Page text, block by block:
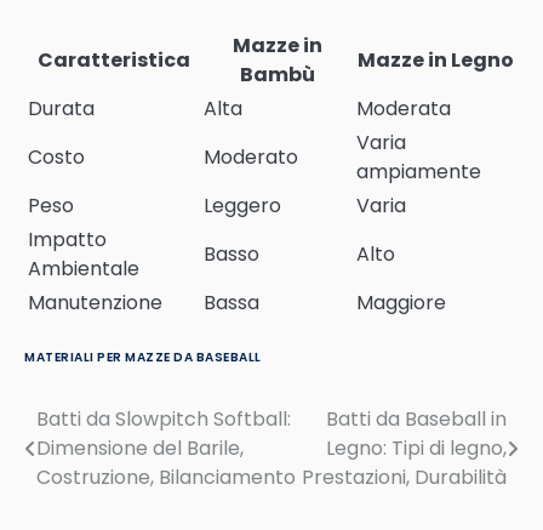
Caratteristica
Mazze in
Bambù
Mazze in Legno
Durata
Alta
Moderata
Costo
Moderato
Varia
ampiamente
Peso
Leggero
Varia
Impatto
Ambientale
Basso
Alto
Manutenzione
Bassa Maggiore
MATERIALI PER MAZZE DA BASEBALL
Post
navigation
Batti da Slowpitch Softball:
Dimensione del Barile,
Costruzione, Bilanciamento
Batti da Baseball in
Legno: Tipi di legno,
Prestazioni, Durabilità